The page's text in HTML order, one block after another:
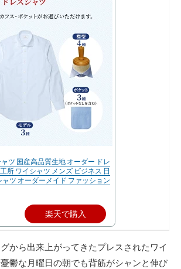
ャツ 国産高品質生地 オーダー ドレ
所 ワイシャツ メンズ ビジネス 日
ツ オーダーメイド ファッション
楽天で購入
から出来上がってきたプレスされたワイ
鬱な月曜日の朝でも背筋がシャンと伸び